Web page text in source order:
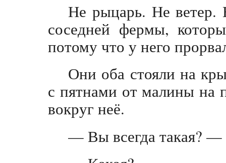
Не рыцарь. Не
соседней фермы,
потому что у него
Они оба стояли на
с пятнами от малины на
вокруг неё.
— Вы всегда такая? —